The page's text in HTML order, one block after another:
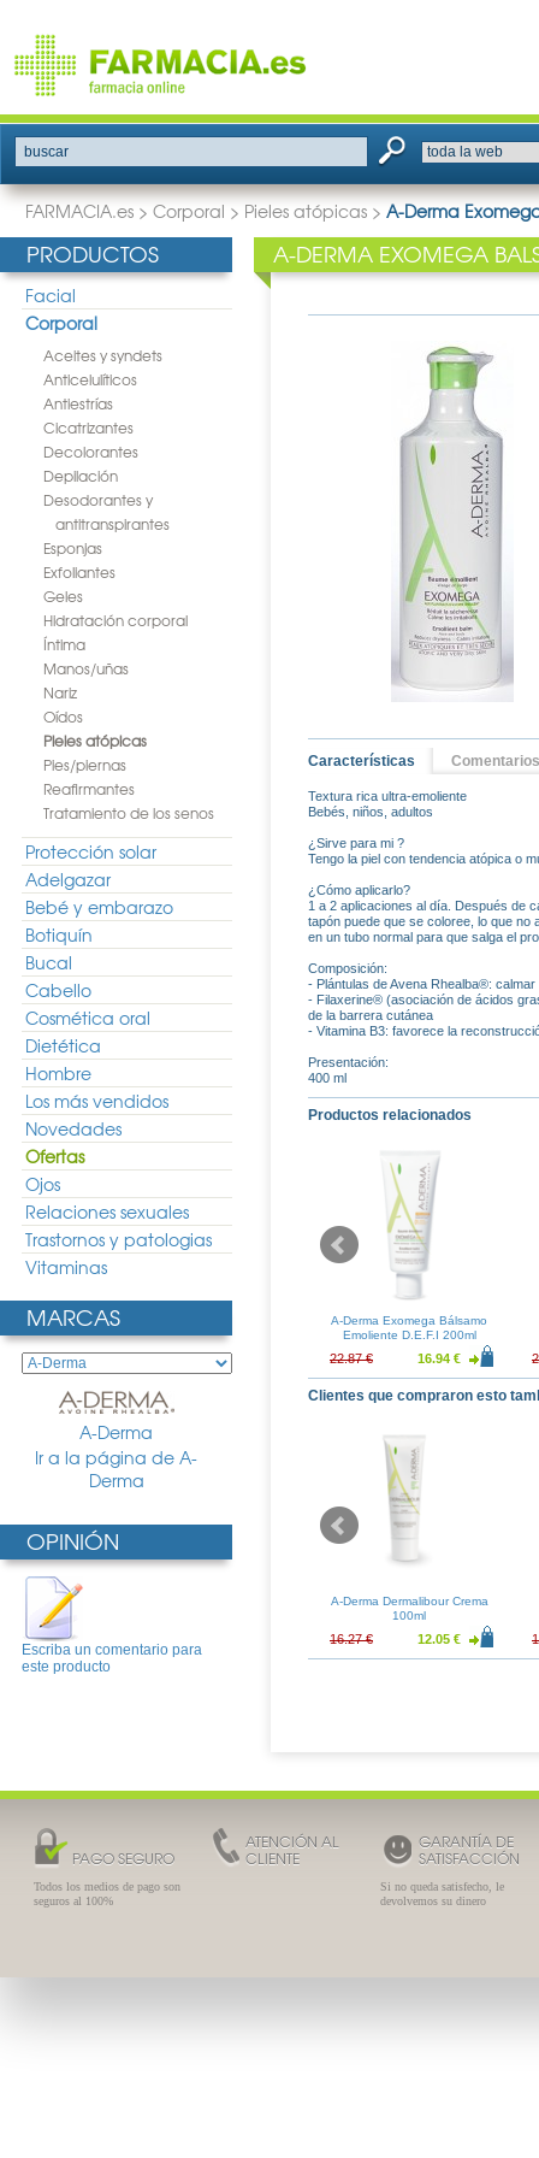
buscar
FARMACIA.es > Corporal > Pieles atópicas > A-Derma
PRODUCTOS
Facial
Corporal
Aceites y syndets
Anticelulíticos
Antiestrías
Cicatrizantes
Decolorantes
Depilación
Desodorantes y
antitranspirantes
Esponjas
Exfoliantes
Geles
Hidratación corporal
Íntima
Manos/uñas
Nariz
Oídos
Pieles atópicas
Pies/piernas
Reafirmantes
Tratamiento de los senos
Protección solar
Adelgazar
Bebé y embarazo
Botiquín
Bucal
Cabello
Cosmética oral
Dietética
Hombre
Los más vendidos
Novedades
Ofertas
Ojos
Relaciones sexuales
Trastornos y patologias
Vitaminas
MARCAS
A-Derma
Ir a la página de A-
Derma
OPINIÓN
Escriba un comentario para
este producto
A-DERMA EXOMEGA
Características Comentarios
Textura rica ultra-emoliente
Bebés, niños, adultos
¿Sirve para mi ?
Tengo la piel con tendencia atópica o
¿Cómo aplicarlo?
1 a 2 aplicaciones al día. Después de
tapón puede que se coloree, lo que no
en un tubo normal para que salga el
Composición:
- Plántulas de Avena Rhealba®:
- Filaxerine® (asociación de ácidos
de la barrera cutánea
- Vitamina B3: favorece la
Presentación:
400 ml
Productos relacionados
Crema
200ml
15.38 €
Emoliente 200ml
12.89 € 9.55 €
A-Derma Exomega Bálsamo
Emoliente D.E.F.I 200ml
22.87 € 16.94 €
Clientes que compraron esto
Bálsamo
200ml
16.94 €
A-Derma Dermalibour Crema
100ml
16.27 € 12.05 €
PAGO SEGURO
Todos los medios de pago son
seguros al 100%
ATENCIÓN AL
CLIENTE
GARANTÍA DE
SATISFACCIÓN
Si no queda satisfecho, le
devolvemos su dinero